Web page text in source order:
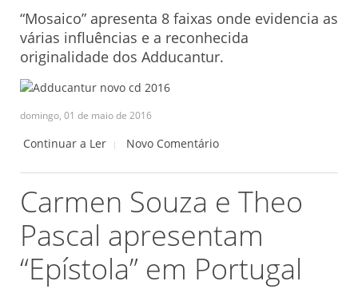
“Mosaico” apresenta 8 faixas onde evidencia as
várias influências e a reconhecida
originalidade dos Adducantur.
domingo, 01 de maio de 2016
Continuar a Ler Novo Comentário
Carmen Souza e Theo
Pascal apresentam
“Epístola” em Portugal